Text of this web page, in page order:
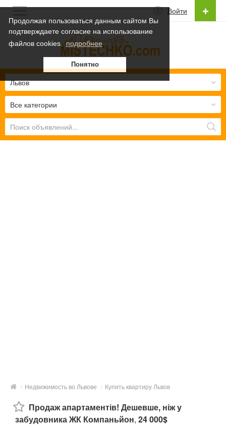
Продолжая пользоваться данным сайтом Вы
подтверждаете согласие на использование
файлов cookies. подробнее
Понятно
Войти
Русский
Українська
Русский
Все категории
Львов
/ Недвижимость во Львове / Купить квартиру Львов
Продаж апартаментів! Дешевше, ніж у
забудовника ЖК Компаньйон, 24 000$